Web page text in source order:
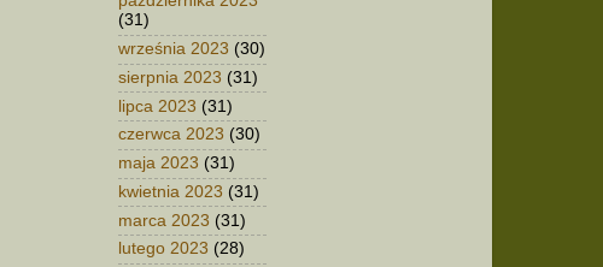
(31)
września 2023 (30)
sierpnia 2023 (31)
lipca 2023 (31)
czerwca 2023 (30)
maja 2023 (31)
kwietnia 2023 (31)
marca 2023 (31)
lutego 2023 (28)